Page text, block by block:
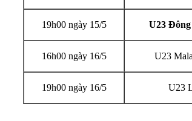
19h00 ngày 15/5
U23
16h00 ngày 16/5
U23
19h00 ngày 16/5
U23